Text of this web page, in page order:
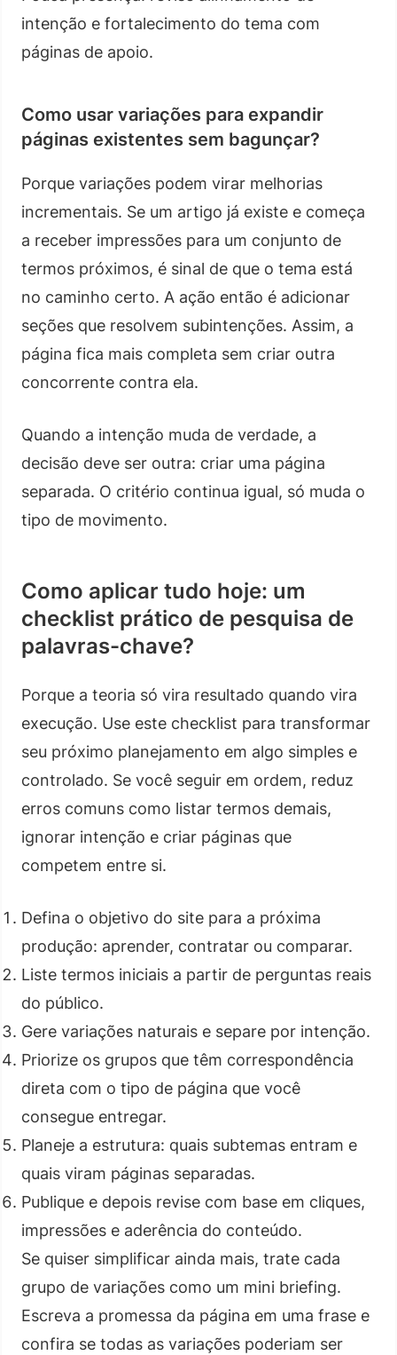
intenção e fortalecimento do tema com
páginas de apoio.
Como usar variações para expandir
páginas existentes sem bagunçar?
Porque variações podem virar melhorias
incrementais. Se um artigo já existe e começa
a receber impressões para um conjunto de
termos próximos, é sinal de que o tema está
no caminho certo. A ação então é adicionar
seções que resolvem subintenções. Assim, a
página fica mais completa sem criar outra
concorrente contra ela.
Quando a intenção muda de verdade, a
decisão deve ser outra: criar uma página
separada. O critério continua igual, só muda o
tipo de movimento.
Como aplicar tudo hoje: um
checklist prático de pesquisa de
palavras-chave?
Porque a teoria só vira resultado quando vira
execução. Use este checklist para transformar
seu próximo planejamento em algo simples e
controlado. Se você seguir em ordem, reduz
erros comuns como listar termos demais,
ignorar intenção e criar páginas que
competem entre si.
Defina o objetivo do site para a próxima
produção: aprender, contratar ou comparar.
Liste termos iniciais a partir de perguntas reais
do público.
Gere variações naturais e separe por intenção.
Priorize os grupos que têm correspondência
direta com o tipo de página que você
consegue entregar.
Planeje a estrutura: quais subtemas entram e
quais viram páginas separadas.
Publique e depois revise com base em cliques,
impressões e aderência do conteúdo.
Se quiser simplificar ainda mais, trate cada
grupo de variações como um mini briefing.
Escreva a promessa da página em uma frase e
confira se todas as variações poderiam ser